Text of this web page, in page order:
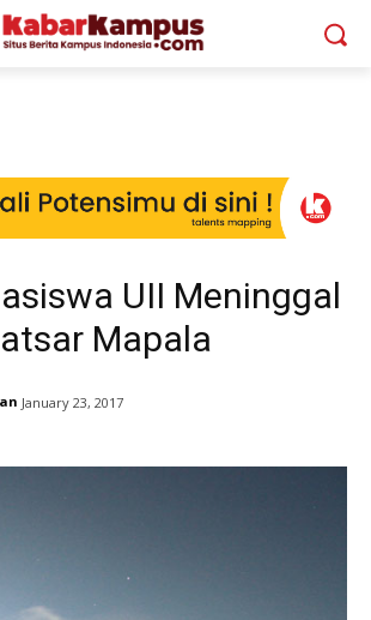
UII Meninggal
Mapala
January 23, 2017